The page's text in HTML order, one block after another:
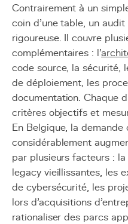
Contrairement à un
coin d'une table, un
rigoureuse. Il couvre
complémentaires : l'
code source, la sécurité,
de déploiement, les
documentation. Chaque
critères objectifs et
En Belgique, la
considérablement
par plusieurs facteurs :
legacy vieillissantes, les
de cybersécurité, les
lors d'acquisitions
rationaliser des parcs